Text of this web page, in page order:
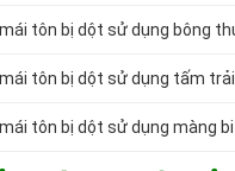
tôn bị dột sử dụng bông
tôn bị dột sử dụng tấm
tôn bị dột sử dụng màng